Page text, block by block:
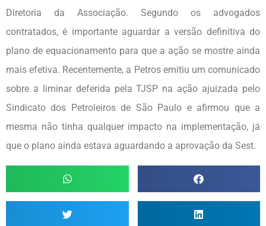
Diretoria da Associação. Segundo os advogados
contratados, é importante aguardar a versão definitiva do
plano de equacionamento para que a ação se mostre ainda
mais efetiva. Recentemente, a Petros emitiu um comunicado
sobre a liminar deferida pela TJSP na ação ajuizada pelo
Sindicato dos Petroleiros de São Paulo e afirmou que a
mesma não tinha qualquer impacto na implementação, já
que o plano ainda estava aguardando a aprovação da Sest.